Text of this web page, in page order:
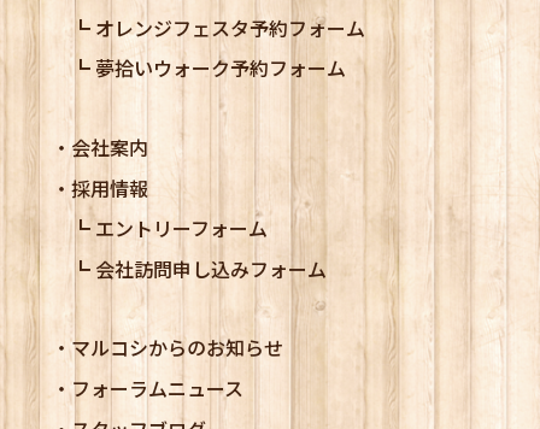
オレンジフェスタ予約フォーム
夢拾いウォーク予約フォーム
会社案内
採用情報
エントリーフォーム
会社訪問申し込みフォーム
マルコシからのお知らせ
フォーラムニュース